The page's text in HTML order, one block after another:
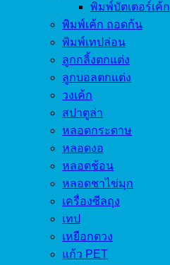
พิมพ์บัตเตอร์เค้ก
พิมพ์เค้ก ถอดก้น
พิมพ์เทปล่อน
ลูกกลิ้งตกแต่ง
ลูกบอลตกแต่ง
วงเค้ก
สปาตูล่า
หลอดกระดาษ
หลอดงอ
หลอดช้อน
หลอดชาไข่มุก
เครื่องซีลถุง
เทป
เหยือกตวง
แก้ว PET